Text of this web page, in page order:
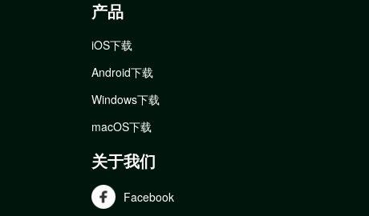
产品
iOS下载
Android下载
Windows下载
macOS下载
关于我们
Facebook